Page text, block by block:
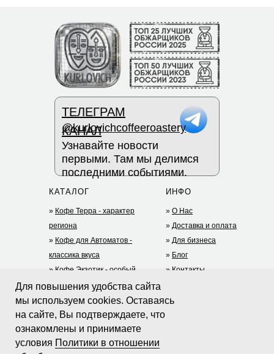
КАТАЛОГ
» Кофе Терра - характер
региона
» Кофе для Автоматов -
классика вкуса
» Кофе Экзотик - особый
опыт
» Дрип-кофе
» Чай
»Какао и шоколад
»
Заваривание кофе
ИНФО
» О Нас
» Доставка и оплата
» Для бизнеса
» Блог
» Контакты
(TG)
» Политика в отношении обработки
Узнавайте новости
первыми. Там мы делимся
последними событиями.
@kurlovichcoffeeroastery
ТЕЛЕГРАМ
КАНАЛ
Для повышения удобства сайта
мы используем cookies. Оставаясь
на сайте, Вы подтверждаете, что
ознакомлены и принимаете
условия Политики в отношении